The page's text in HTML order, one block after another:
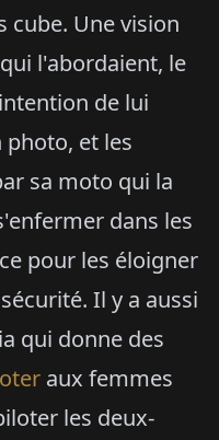
Une vision
l'abordaient, le
de lui
et les
sa moto qui la
dans les
pour les éloigner
Il y a aussi
qui donne des
aux femmes
les deux-